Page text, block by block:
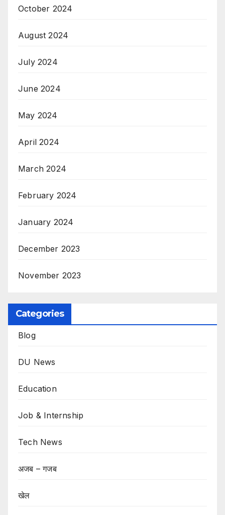
October 2024
August 2024
July 2024
June 2024
May 2024
April 2024
March 2024
February 2024
January 2024
December 2023
November 2023
Categories
Blog
DU News
Education
Job & Internship
Tech News
अजब – गजब
खेल